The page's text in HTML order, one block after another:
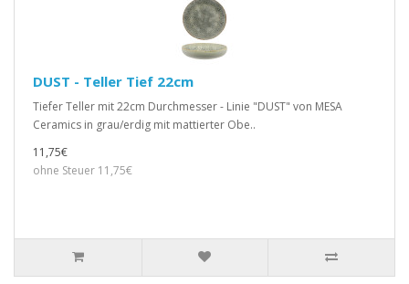
DUST - Teller Tief 22cm
Tiefer Teller mit 22cm Durchmesser - Linie "DUST" von MESA
Ceramics in grau/erdig mit mattierter Obe..
11,75€
ohne Steuer 11,75€